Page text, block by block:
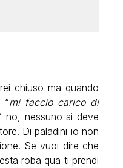
chiuso ma quando
“mi faccio carico di
no, nessuno si deve
Di paladini io non
Se vuoi dire che
roba qua ti prendi